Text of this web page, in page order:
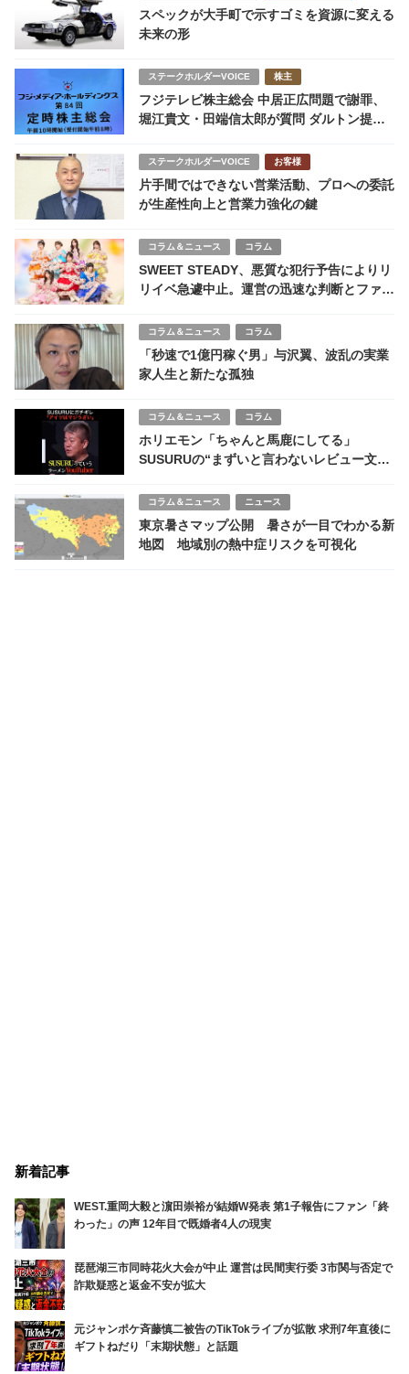
スペックが大手町で示すゴミを資源に変える
未来の形
ステークホルダーVOICE 株主
フジテレビ株主総会 中居正広問題で謝罪、
堀江貴文・田端信太郎が質問 ダルトン提案
ステークホルダーVOICE お客様
片手間ではできない営業活動、プロへの委託
が生産性向上と営業力強化の鍵
コラム＆ニュース コラム
SWEET STEADY、悪質な犯行予告によりリ
リイベ急遽中止。運営の迅速な判断とファン
コラム＆ニュース コラム
「秒速で1億円稼ぐ男」与沢翼、波乱の実業
家人生と新たな孤独
コラム＆ニュース コラム
ホリエモン「ちゃんと馬鹿にしてる」
SUSURUの“まずいと言わないレビュー文
コラム＆ニュース ニュース
東京暑さマップ公開 暑さが一目でわかる新
地図 地域別の熱中症リスクを可視化
新着記事
WEST.重岡大毅と濵田崇裕が結婚W発表 第1子報告にファン「終
わった」の声 12年目で既婚者4人の現実
琵琶湖三市同時花火大会が中止 運営は民間実行委 3市関与否定で
詐欺疑惑と返金不安が拡大
元ジャンポケ斉藤慎二被告のTikTokライブが拡散 求刑7年直後に
ギフトねだり「末期状態」と話題